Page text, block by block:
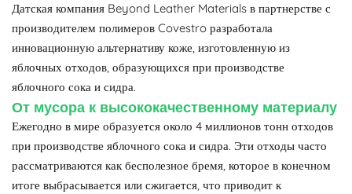
Датская компания Beyond Leather Materials в партнерстве с
производителем полимеров Covestro разработала
инновационную альтернативу коже, изготовленную из
яблочных отходов, образующихся при производстве
яблочного сока и сидра.
От мусора к высококачественному материалу
Ежегодно в мире образуется около 4 миллионов тонн отходов
при производстве яблочного сока и сидра. Эти отходы часто
рассматриваются как бесполезное бремя, которое в конечном
итоге выбрасывается или сжигается, что приводит к